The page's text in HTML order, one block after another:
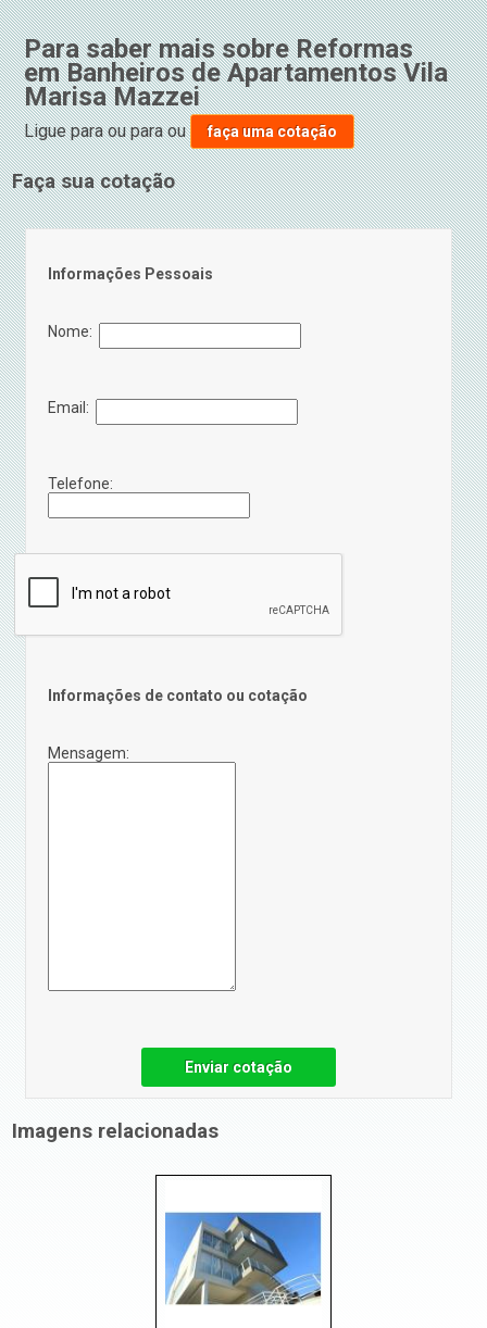
Para saber mais sobre Reformas
em Banheiros de Apartamentos Vila
Marisa Mazzei
Ligue paraou paraou faça uma cotação
Faça sua cotação
Informações Pessoais
Nome:
Email:
Telefone:
Informações de contato ou cotação
Mensagem:
Enviar cotação
Imagens relacionadas